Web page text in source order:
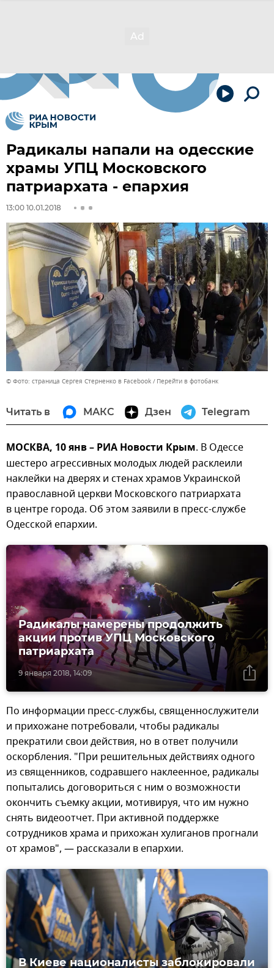
Радикалы напали на одесские
храмы УПЦ Московского
патриархата - епархия
13:00 10.01.2018
© Фото: страница Сергея Стерненко в Facebook Перейти в фотобанк
Читать в МАКС Дзен Telegram
МОСКВА, 10 янв – РИА Новости Крым. В Одессе
шестеро агрессивных молодых людей расклеили
наклейки на дверях и стенах храмов Украинской
православной церкви Московского патриархата
в центре города. Об этом заявили в пресс-службе
Одесской епархии.
9 января 2018, 14:09
Радикалы намерены продолжить
акции против УПЦ Московского
патриархата
По информации пресс-службы, священнослужители
и прихожане потребовали, чтобы радикалы
прекратили свои действия, но в ответ получили
оскорбления. "При решительных действиях одного
из священников, содравшего наклеенное, радикалы
попытались договориться с ним о возможности
окончить съемку акции, мотивируя, что им нужно
снять видеоотчет. При активной поддержке
сотрудников храма и прихожан хулиганов прогнали
от храмов", — рассказали в епархии.
В Киеве националисты заблокировали